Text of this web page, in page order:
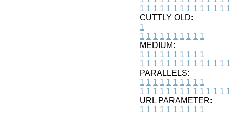
1 1 1 1 1 1 1 1 1 1 1 1 1 1
CUTTLY OLD:
1
1 1 1 1 1 1 1 1 1 1
MEDIUM:
1 1 1 1 1 1 1 1 1 1
1 1 1 1 1 1 1 1 1 1 1 1 1 1
PARALLELS:
1 1 1 1 1 1 1 1 1 1
1 1 1 1 1 1 1 1 1 1 1 1 1 1
URL PARAMETER:
1 1 1 1 1 1 1 1 1 1